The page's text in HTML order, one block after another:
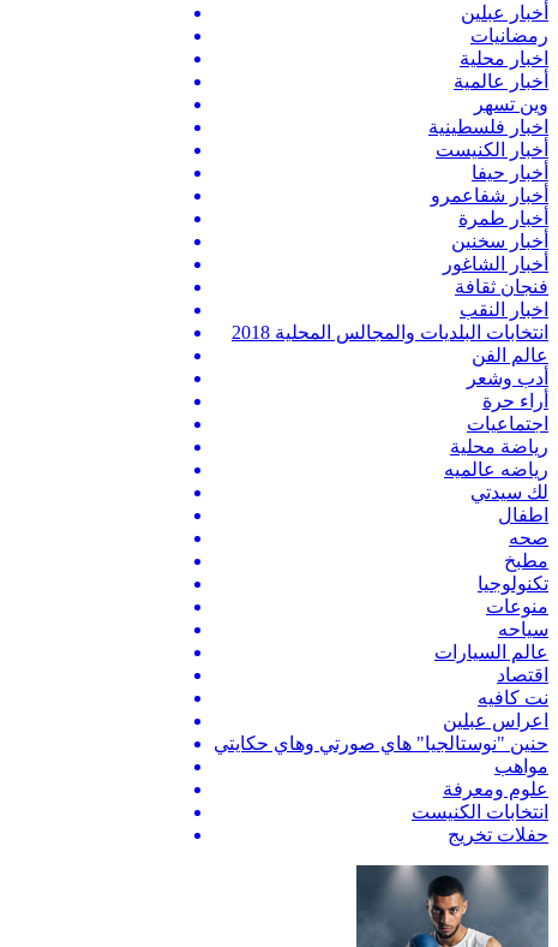
أخبار عبلين
رمضانيات
اخبار محلية
أخبار عالمية
وين تسهر
اخبار فلسطينية
أخبار الكنيست
أخبار حيفا
أخبار شفاعمرو
أخبار طمرة
أخبار سخنين
أخبار الشاغور
فنجان ثقافة
اخبار النقب
انتخابات البلديات والمجالس المحلية 2018
عالم الفن
أدب وشعر
أراء حرة
اجتماعيات
رياضة محلية
رياضه عالميه
لك سيدتي
اطفال
صحه
مطبخ
تكنولوجيا
منوعات
سياحه
عالم السيارات
اقتصاد
نت كافيه
اعراس عبلين
حنين "نوستالجيا" هاي صورتي وهاي حكايتي
مواهب
علوم ومعرفة
انتخابات الكنيست
حفلات تخريج